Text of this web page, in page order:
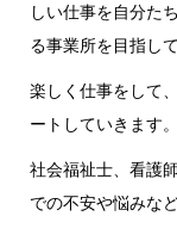
しい仕事を自分た
る事業所を目指し
楽しく仕事をして
ートしていきます。
社会福祉士、看護
での不安や悩みな